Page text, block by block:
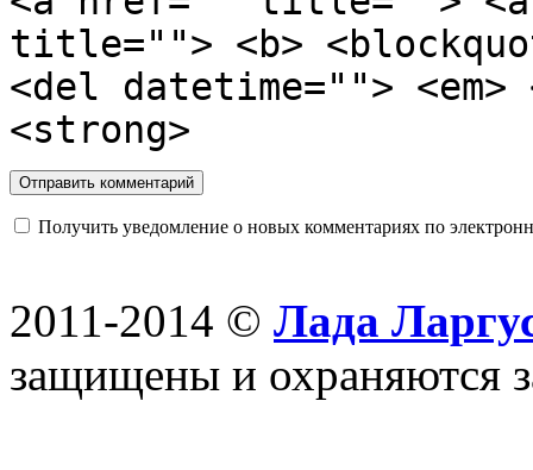
title=""> <b>
<del datetime="">
<strong>
Получить уведомление о новых комментариях по
2011-2014 © Лада
защищены и охраняются